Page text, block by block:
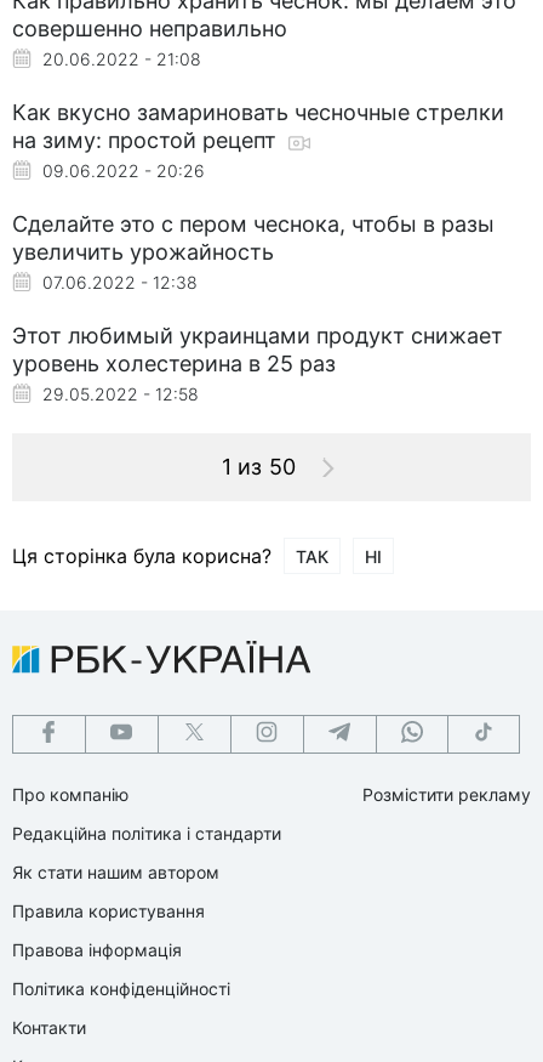
совершенно неправильно
20.06.2022 - 21:08
Как вкусно замариновать чесночные стрелки
на зиму: простой рецепт
09.06.2022 - 20:26
Сделайте это с пером чеснока, чтобы в разы
увеличить урожайность
07.06.2022 - 12:38
Этот любимый украинцами продукт снижает
уровень холестерина в 25 раз
29.05.2022 - 12:58
1 из 50
Ця сторінка була корисна? ТАК НІ
Про компанію
Редакційна політика і стандарти
Як стати нашим автором
Правила користування
Правова інформація
Політика конфіденційності
Контакти
Розмістити рекламу